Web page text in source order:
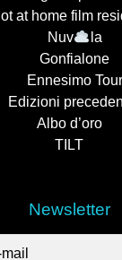
at home film
Nuv
la
Gonfialone
Ennesimo Tour
Edizioni
Albo d’oro
TILT
Newsletter